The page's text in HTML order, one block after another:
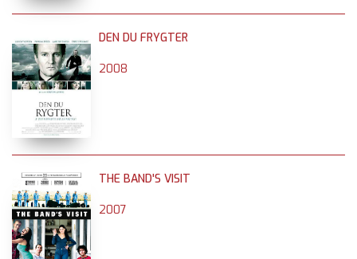
DEN DU FRYGTER
2008
THE BAND'S VISIT
2007